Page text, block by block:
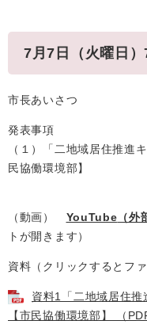
7月7日（火曜日
市長あいさつ
発表事項
（１）「二地域居住推進
民協働環境部】
（動画） YouTube （外
トが開きます）
資料（クリックするとフ
資料1「二地域居住
【市民協働環境部】 （